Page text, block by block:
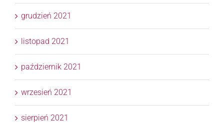
grudzień 2021
listopad 2021
październik 2021
wrzesień 2021
sierpień 2021